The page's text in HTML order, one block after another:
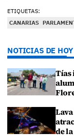
ETIQUETAS:
CANARIAS
NOTICIAS DE HOY
Tías
de